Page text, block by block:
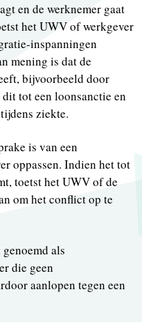
en de werknemer gaat
het UWV of werkgever
inspanningen
mening is dat de
bijvoorbeeld door
tot een loonsanctie en
ziekte.
is van een
oppassen. Indien het tot
toetst het UWV of de
om het conflict op te
als
die geen
aanlopen tegen een